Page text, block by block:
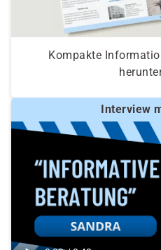
Kompakte
Interview